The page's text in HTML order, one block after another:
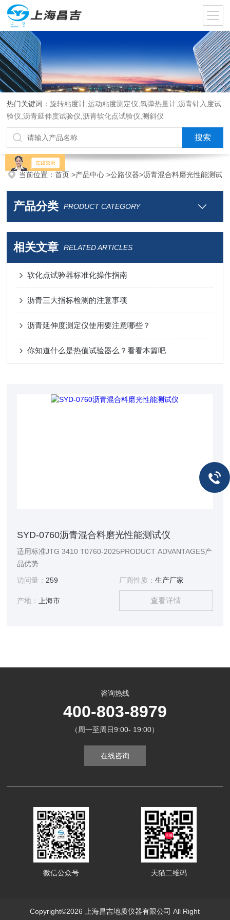
热门关键词：旋转粘度计,运动粘度测定仪,氧弹热量计,沥青针入度试
验仪,沥青延伸度试验仪,沥青软化点试验仪,测斜仪
当前位置：首页>产品中心>公路仪器>沥青混合料磨光性能测试
产品分类 PRODUCT CATEGORY
相关文章 RELATED ARTICLES
软化点试验器标准化操作指南
沥青三大指标检测的注意事项
沥青延伸度测定仪使用要注意哪些？
你知道什么是热值试验器么？看看本篇吧
SYD-0760沥青混合料磨光性能测试仪
适用标准JTG 3410 T0760-2025PRODUCT ADVANTAGES产
品优势
访问量： 259 厂商性质： 生产厂家
产地： 上海市 查看详情
咨询热线
400-803-8979
（周一至周日9:00- 19:00）
在线咨询
微信公众号 天猫二维码
Copyright©2026 上海昌吉地质仪器有限公司 All Right